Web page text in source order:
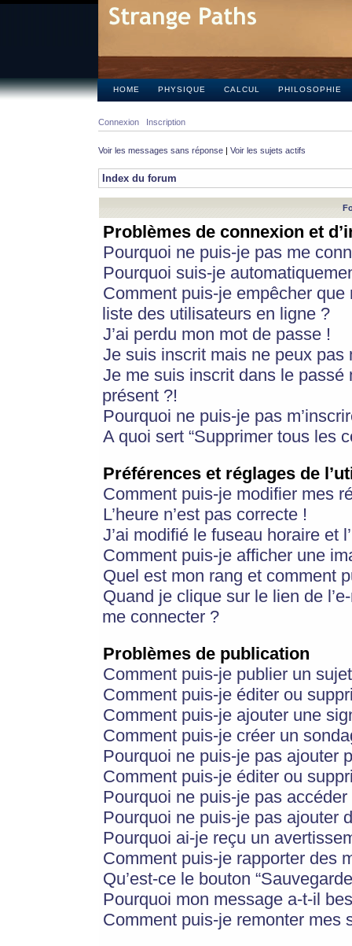
HOME PHYSIQUE CALCUL PHILOSOPHIE
Connexion Inscription
Voir les messages sans réponse | Voir les sujets actifs
Index du forum
Problèmes de connexion et
Pourquoi ne puis-je pas me
Pourquoi suis-je
Comment puis-je empêcher
liste des utilisateurs en ligne ?
J’ai perdu mon mot de passe !
Je suis inscrit mais ne peux pas
Je me suis inscrit dans le
présent ?!
Pourquoi ne puis-je pas
A quoi sert “Supprimer tous les
Préférences et réglages de
Comment puis-je modifier mes
L’heure n’est pas correcte !
J’ai modifié le fuseau horaire et
Comment puis-je afficher une
Quel est mon rang et comment
Quand je clique sur le lien de
me connecter ?
Problèmes de publication
Comment puis-je publier un
Comment puis-je éditer ou
Comment puis-je ajouter une
Comment puis-je créer un
Pourquoi ne puis-je pas ajouter
Comment puis-je éditer ou
Pourquoi ne puis-je pas
Pourquoi ne puis-je pas ajouter
Pourquoi ai-je reçu un
Comment puis-je rapporter des
Qu’est-ce le bouton
Pourquoi mon message a-t-il
Comment puis-je remonter mes